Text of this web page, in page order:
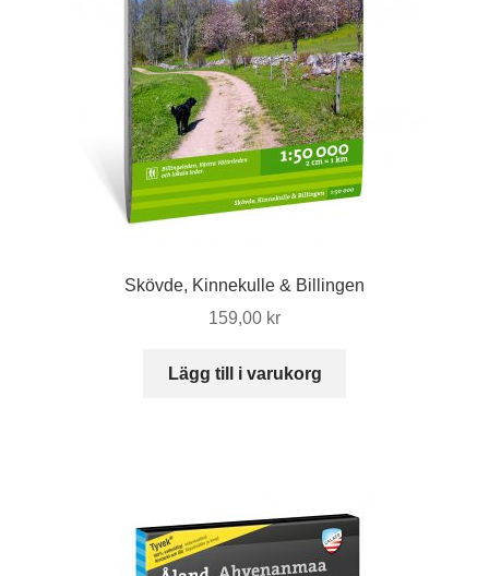
Skövde, Kinnekulle & Billingen
159,00 kr
Lägg till i varukorg